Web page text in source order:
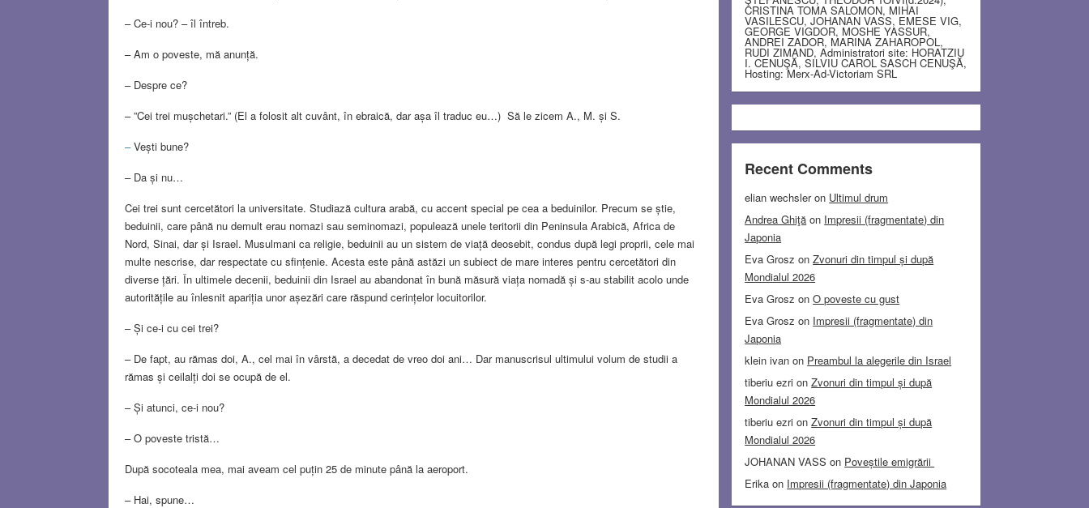
– Ce-i nou? – îl întreb.
– Am o poveste, mă anunță.
– Despre ce?
– ”Cei trei mușchetari.” (El a folosit alt cuvânt, în ebraică, dar așa îl traduc eu…) Să le zicem A., M. și S.
–Vești bune?
– Da și nu…
Cei trei sunt cercetători la universitate. Studiază cultura arabă, cu accent special pe cea a beduinilor. Precum se știe,
beduinii, care până nu demult erau nomazi sau seminomazi, populează unele teritorii din Peninsula Arabică, Africa de
Nord, Sinai, dar și Israel. Musulmani ca religie, beduinii au un sistem de viață deosebit, condus după legi proprii, cele mai
multe nescrise, dar respectate cu sfințenie. Acesta este până astăzi un subiect de mare interes pentru cercetători din
diverse țări. În ultimele decenii, beduinii din Israel au abandonat în bună măsură viața nomadă și s-au stabilit acolo unde
autoritățile au înlesnit apariția unor așezări care răspund cerințelor locuitorilor.
– Și ce-i cu cei trei?
– De fapt, au rămas doi, A., cel mai în vârstă, a decedat de vreo doi ani… Dar manuscrisul ultimului volum de studii a
rămas și ceilalți doi se ocupă de el.
– Și atunci, ce-i nou?
– O poveste tristă…
După socoteala mea, mai aveam cel puțin 25 de minute până la aeroport.
– Hai, spune…
CRISTINA TOMA SALOMON, MIHAI
VASILESCU, JOHANAN VASS, EMESE VIG,
GEORGE VIGDOR, MOSHE YASSUR,
ANDREI ZADOR, MARINA ZAHAROPOL,
RUDI ZIMAND, Administratori site: HORATZIU
I. CENUŞĂ, SILVIU CAROL SASCH CENUŞĂ,
Hosting: Merx-Ad-Victoriam SRL
Recent Comments
elian wechsleron Ultimul drum
Andrea Ghiţă on Impresii (fragmentate) din
Japonia
Eva Grosz onZvonuri din timpul și după
Mondialul 2026
Eva Grosz onO poveste cu gust
Eva Grosz on Impresii (fragmentate) din
Japonia
klein ivan on Preambul la alegerile din Israel
tiberiu ezri onZvonuri din timpul și după
Mondialul 2026
tiberiu ezri onZvonuri din timpul și după
Mondialul 2026
JOHANAN VASS on Poveștile emigrării
Erika on Impresii (fragmentate) din Japonia